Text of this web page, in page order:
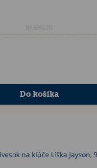
BF.60022G